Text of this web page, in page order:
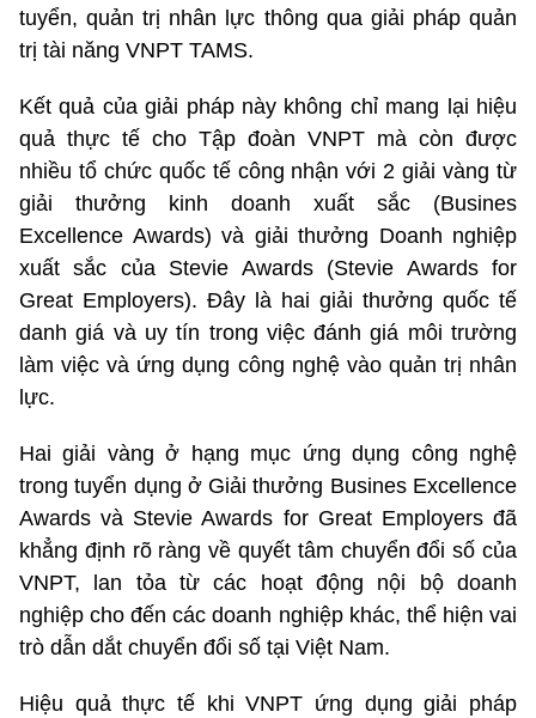
tuyển, quản trị nhân lực thông qua giải pháp quản
trị tài năng VNPT TAMS.
Kết quả của giải pháp này không chỉ mang lại hiệu
quả thực tế cho Tập đoàn VNPT mà còn được
nhiều tổ chức quốc tế công nhận với 2 giải vàng từ
giải thưởng kinh doanh xuất sắc (Busines
Excellence Awards) và giải thưởng Doanh nghiệp
xuất sắc của Stevie Awards (Stevie Awards for
Great Employers). Đây là hai giải thưởng quốc tế
danh giá và uy tín trong việc đánh giá môi trường
làm việc và ứng dụng công nghệ vào quản trị nhân
lực.
Hai giải vàng ở hạng mục ứng dụng công nghệ
trong tuyển dụng ở Giải thưởng Busines Excellence
Awards và Stevie Awards for Great Employers đã
khẳng định rõ ràng về quyết tâm chuyển đổi số của
VNPT, lan tỏa từ các hoạt động nội bộ doanh
nghiệp cho đến các doanh nghiệp khác, thể hiện vai
trò dẫn dắt chuyển đổi số tại Việt Nam.
Hiệu quả thực tế khi VNPT ứng dụng giải pháp